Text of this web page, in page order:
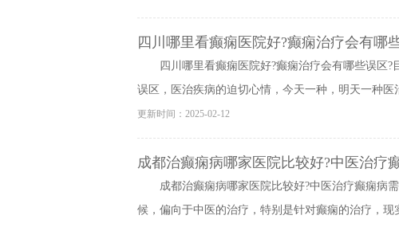
四川哪里看癫痫医院好?癫痫治疗会有哪
四川哪里看癫痫医院好?癫痫治疗会有哪些误区
误区，医治疾病的迫切心情，今天一种，明天一种医
更新时间：2025-02-12
成都治癫痫病哪家医院比较好?中医治疗
成都治癫痫病哪家医院比较好?中医治疗癫痫病
候，偏向于中医的治疗，特别是针对癫痫的治疗，现